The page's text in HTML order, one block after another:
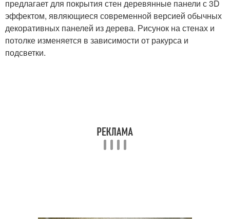
предлагает для покрытия стен деревянные панели с 3D
эффектом, являющиеся современной версией обычных
декоративных панелей из дерева. Рисунок на стенах и
потолке изменяется в зависимости от ракурса и
подсветки.